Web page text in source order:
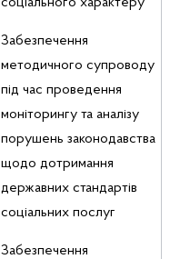
Забезпечення
методичного супроводу
під час проведення
моніторингу та аналізу
порушень законодавства
щодо дотримання
державних стандартів
соціальних послуг
Забезпечення